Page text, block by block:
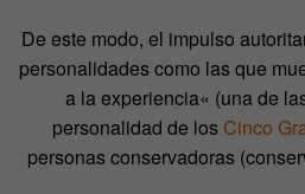
De este modo, el impulso
personalidades como las que
a la experiencia« (una de
personalidad de los Cinco
personas conservadoras